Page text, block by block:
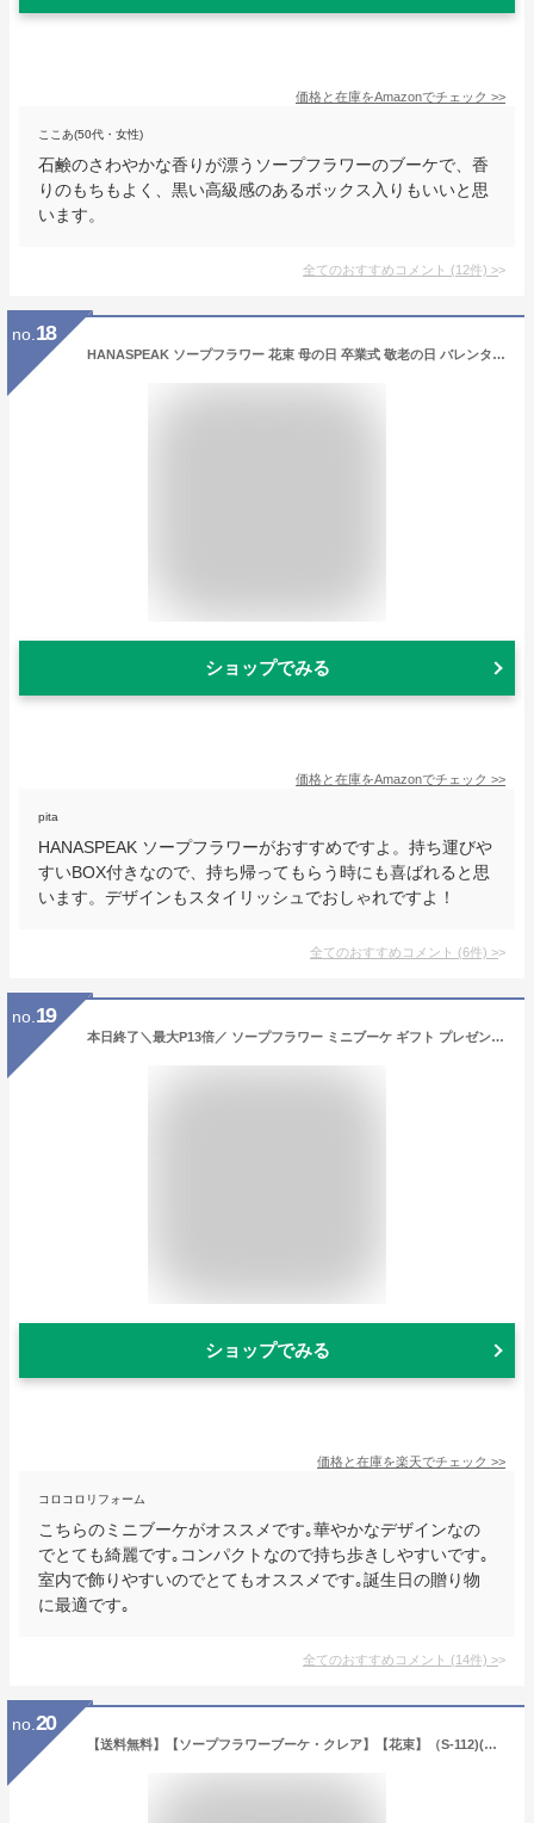
価格と在庫をAmazonでチェック >>
ここあ(50代・女性)
石鹸のさわやかな香りが漂うソープフラワーのブーケで、香
りのもちもよく、黒い高級感のあるボックス入りもいいと思
います。
全てのおすすめコメント (12件) >
no. 18
HANASPEAK ソープフラワー 花束 母の日 卒業式 敬老の日 バレンタインデー お花 誕生日 プレゼント 女性 人気 フラワーギフト (ピーチ)
ショップでみる
価格と在庫をAmazonでチェック >>
pita
HANASPEAK ソープフラワーがおすすめですよ。持ち運びや
すいBOX付きなので、持ち帰ってもらう時にも喜ばれると思
います。デザインもスタイリッシュでおしゃれですよ！
全てのおすすめコメント (6件) >
no. 19
本日終了＼最大P13倍／ ソープフラワー ミニブーケ ギフト プレゼント 花束 フラワーブーケ アロマ お花 花 バラ 薔薇 ピンク レッド ブルー パープル 赤 ギフトセット ギフトカード メッセージカード 母の日 早割
ショップでみる
価格と在庫を楽天でチェック >>
コロコロリフォーム
こちらのミニブーケがオススメです｡華やかなデザインなの
でとても綺麗です｡コンパクトなので持ち歩きしやすいです｡
室内で飾りやすいのでとてもオススメです｡誕生日の贈り物
に最適です｡
全てのおすすめコメント (14件) >
no. 20
【送料無料】【ソープフラワーブーケ・クレア】【花束】（S-112)(誕生日/結婚祝い/出産/御祝/お見舞い/ペット/還暦祝い/フラワーギフト/歓迎/退職/当日配達/即日配達/開店祝/花/シャボンフラワー/石鹸/せっけん/造花/ブーケ/レインボー/卒業/入学/母の日